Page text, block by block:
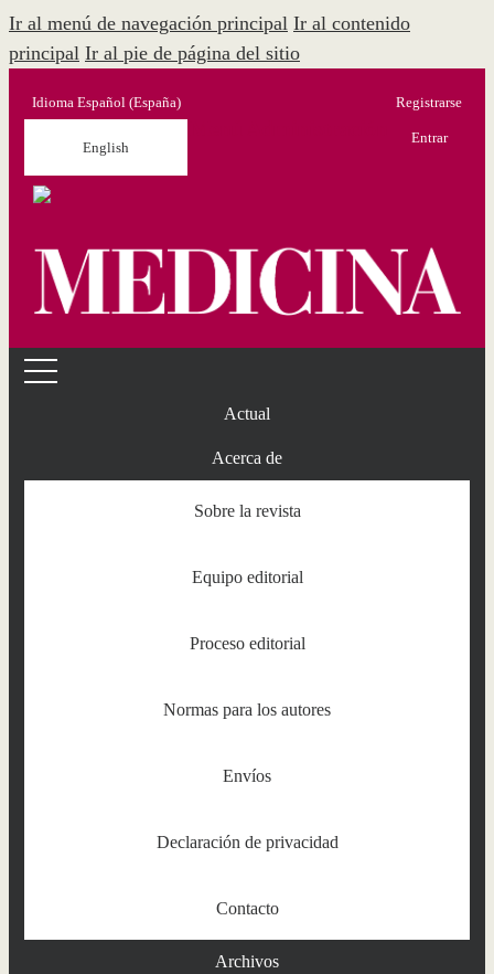
Ir al menú de navegación principal Ir al contenido
principal Ir al pie de página del sitio
Idioma Español (España)
English
Registrarse
Entrar
Actual
Acerca de
Sobre la revista
Equipo editorial
Proceso editorial
Normas para los autores
Envíos
Declaración de privacidad
Contacto
Archivos